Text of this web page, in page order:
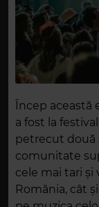
Încep această
a fost la
petrecut două
comunitate
cele mai tari
România, cât